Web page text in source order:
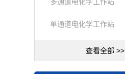
单通道电化学工作站
查看全部 >>